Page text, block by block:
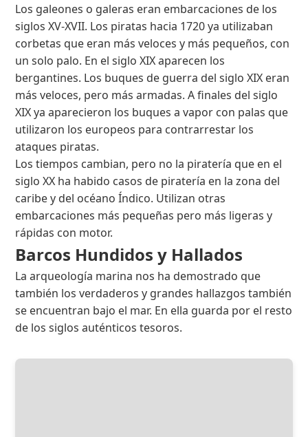
Los galeones o galeras eran embarcaciones de los
siglos XV-XVII. Los piratas hacia 1720 ya utilizaban
corbetas que eran más veloces y más pequeños, con
un solo palo. En el siglo XIX aparecen los
bergantines. Los buques de guerra del siglo XIX eran
más veloces, pero más armadas. A finales del siglo
XIX ya aparecieron los buques a vapor con palas que
utilizaron los europeos para contrarrestar los
ataques piratas.
Los tiempos cambian, pero no la piratería que en el
siglo XX ha habido casos de piratería en la zona del
caribe y del océano Índico. Utilizan otras
embarcaciones más pequeñas pero más ligeras y
rápidas con motor.
Barcos Hundidos y Hallados
La arqueología marina nos ha demostrado que
también los verdaderos y grandes hallazgos también
se encuentran bajo el mar. En ella guarda por el resto
de los siglos auténticos tesoros.